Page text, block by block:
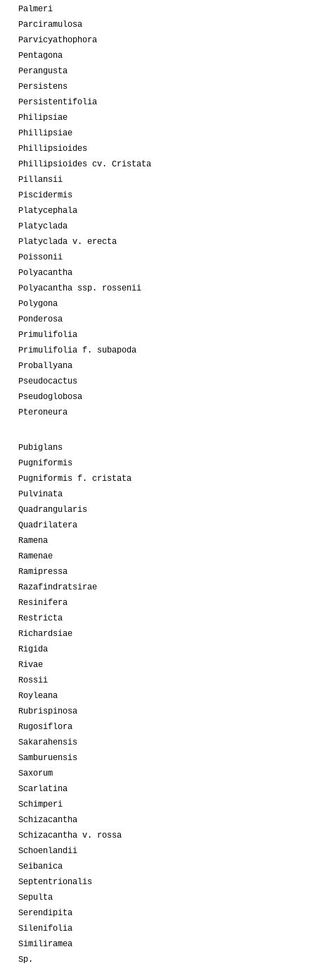
Palmeri
Parciramulosa
Parvicyathophora
Pentagona
Perangusta
Persistens
Persistentifolia
Philipsiae
Phillipsiae
Phillipsioides
Phillipsioides cv. Cristata
Pillansii
Piscidermis
Platycephala
Platyclada
Platyclada v. erecta
Poissonii
Polyacantha
Polyacantha ssp. rossenii
Polygona
Ponderosa
Primulifolia
Primulifolia f. subapoda
Proballyana
Pseudocactus
Pseudoglobosa
Pteroneura
Pubiglans
Pugniformis
Pugniformis f. cristata
Pulvinata
Quadrangularis
Quadrilatera
Ramena
Ramenae
Ramipressa
Razafindratsirae
Resinifera
Restricta
Richardsiae
Rigida
Rivae
Rossii
Royleana
Rubrispinosa
Rugosiflora
Sakarahensis
Samburuensis
Saxorum
Scarlatina
Schimperi
Schizacantha
Schizacantha v. rossa
Schoenlandii
Seibanica
Septentrionalis
Sepulta
Serendipita
Silenifolia
Similiramea
Sp.